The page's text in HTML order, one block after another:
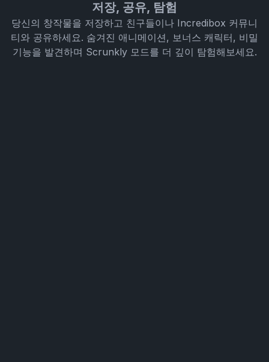
저장, 공유, 탐험
당신의 창작물을 저장하고 친구들이나 Incredibox 커뮤니
티와 공유하세요. 숨겨진 애니메이션, 보너스 캐릭터, 비밀
기능을 발견하며 Scrunkly 모드를 더 깊이 탐험해보세요.